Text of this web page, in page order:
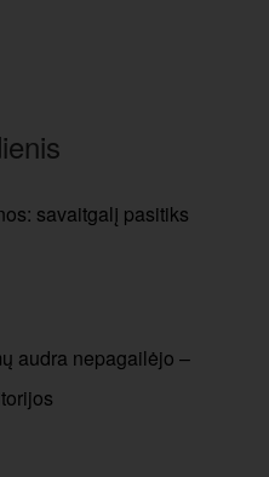
savaitgalį pasitiks
audra nepagailėjo –